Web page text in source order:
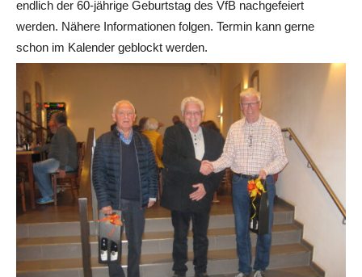
endlich der 60-jährige Geburtstag des VfB nachgefeiert
werden. Nähere Informationen folgen. Termin kann gerne
schon im Kalender geblockt werden.